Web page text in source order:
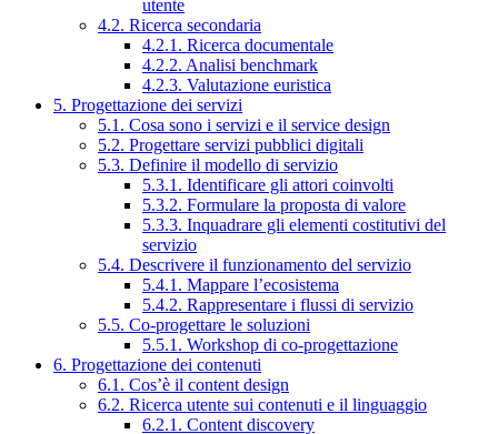
utente
4.2. Ricerca secondaria
4.2.1. Ricerca documentale
4.2.2. Analisi benchmark
4.2.3. Valutazione euristica
5. Progettazione dei servizi
5.1. Cosa sono i servizi e il service design
5.2. Progettare servizi pubblici digitali
5.3. Definire il modello di servizio
5.3.1. Identificare gli attori coinvolti
5.3.2. Formulare la proposta di valore
5.3.3. Inquadrare gli elementi costitutivi del
servizio
5.4. Descrivere il funzionamento del servizio
5.4.1. Mappare l’ecosistema
5.4.2. Rappresentare i flussi di servizio
5.5. Co-progettare le soluzioni
5.5.1. Workshop di co-progettazione
6. Progettazione dei contenuti
6.1. Cos’è il content design
6.2. Ricerca utente sui contenuti e il linguaggio
6.2.1. Content discovery